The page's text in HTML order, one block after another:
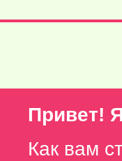
Привет!
Как вам